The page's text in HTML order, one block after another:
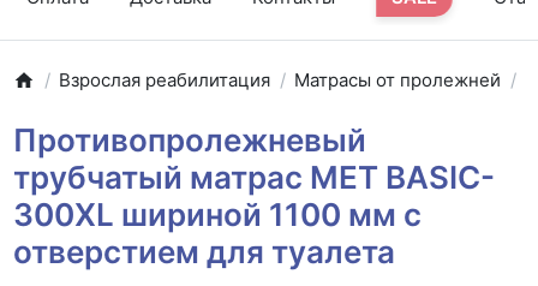
Взрослая реабилитация Матрасы от пролежней
Противопролежневый
трубчатый матрас MET BASIC-
300XL шириной 1100 мм с
отверстием для туалета